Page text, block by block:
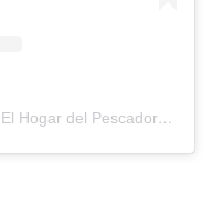
Una publicación compartida por El Hogar del Pescador ????⚓️ (@elhogardelpescadorgandia)